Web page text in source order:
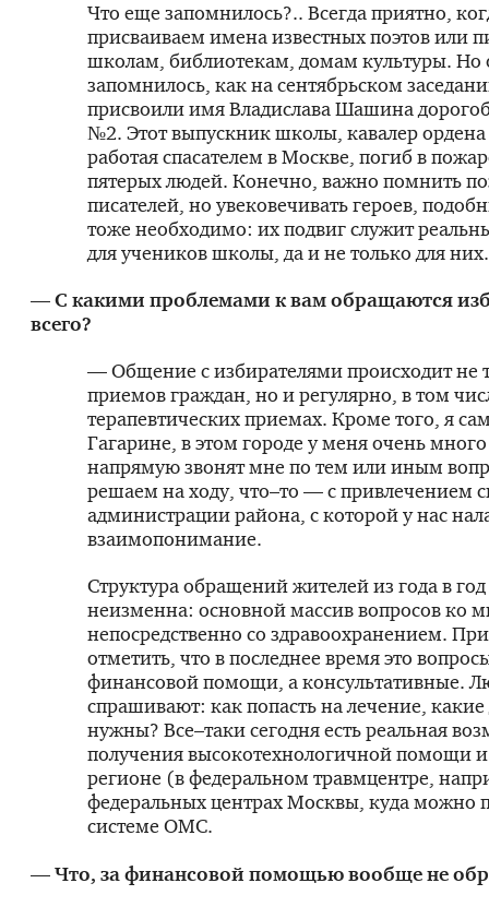
Что еще запомнилось?.. Всегда приятно,
присваиваем имена известных поэтов или
школам, библиотекам, домам культуры. Но
запомнилось, как на сентябрьском
присвоили имя Владислава Шашина
№2. Этот выпускник школы, кавалер
работая спасателем в Москве, погиб в
пятерых людей. Конечно, важно помнить
писателей, но увековечивать героев,
тоже необходимо: их подвиг служит
для учеников школы, да и не только для них.
— С какими проблемами к вам обращаются
всего?
— Общение с избирателями происходит не
приемов граждан, но и регулярно, в том
терапевтических приемах. Кроме того, я
Гагарине, в этом городе у меня очень
напрямую звонят мне по тем или иным
решаем на ходу, что–то — с привлечением
администрации района, с которой у нас
взаимопонимание.
Структура обращений жителей из года в
неизменна: основной массив вопросов ко
непосредственно со здравоохранением.
отметить, что в последнее время это
финансовой помощи, а консультативные.
спрашивают: как попасть на лечение,
нужны? Все–таки сегодня есть реальная
получения высокотехнологичной помощи и
регионе (в федеральном травмцентре,
федеральных центрах Москвы, куда можно
системе ОМС.
— Что, за финансовой помощью вообще не